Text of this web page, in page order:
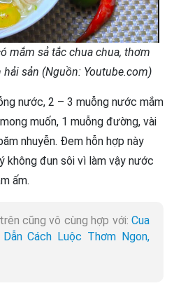
mắm sả tắc chua chua, thơm
sản (Nguồn: Youtube.com)
nước, 2 – 3 muỗng nước mắm
muốn, 1 muỗng đường, vài
nhuyễn. Đem hỗn hợp này
không đun sôi vì làm vậy nước
ấm.
cũng vô cùng hợp với: Cua
Cách Luộc Thơm Ngon,